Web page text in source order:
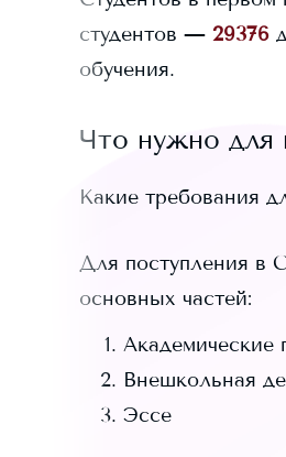
студентов — 29376
обучения.
Что нужно для
Какие требования
Для поступления в
основных частей:
Академические
Внешкольная
Эссе